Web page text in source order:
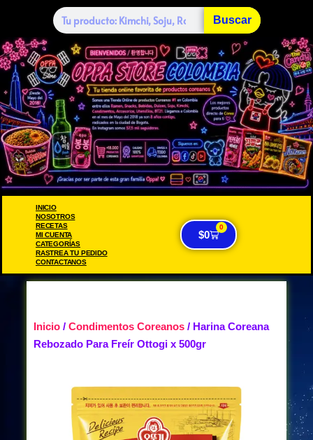
Buscar
INICIO
NOSOTROS
RECETAS
MI CUENTA
CATEGORÍAS
RASTREA TU PEDIDO
CONTACTANOS
$0
0
Inicio / Condimentos Coreanos / Harina Coreana
Rebozado Para Freír Ottogi x 500gr